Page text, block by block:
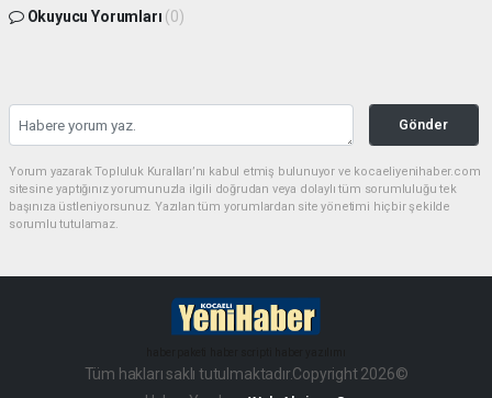
Okuyucu Yorumları (0)
Gönder
Yorum yazarak Topluluk Kuralları’nı kabul etmiş bulunuyor ve kocaeliyenihaber.com
sitesine yaptığınız yorumunuzla ilgili doğrudan veya dolaylı tüm sorumluluğu tek
başınıza üstleniyorsunuz. Yazılan tüm yorumlardan site yönetimi hiçbir şekilde
sorumlu tutulamaz.
Tüm hakları saklı tutulmaktadır.Copyright 2026©